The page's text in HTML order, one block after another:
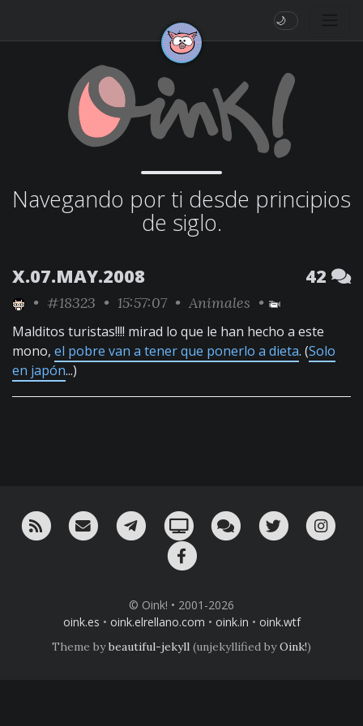
🌙
Navegando por ti desde principios
de siglo.
X.07.MAY.2008 42
• #18323 • 15:57:07 • Animales •
Malditos turistas!!!! mirad lo que le han hecho a este
mono, el pobre van a tener que ponerlo a dieta. (Solo
en japón...)
RSS ¡Mándame un email!¡Nuestro canal en Telegram!
Oink! TV Charla con nosotros
Twitter
© Oink! • 2001-2026
oink.es • oink.elrellano.com • oink.in • oink.wtf
Theme bybeautiful-jekyll (unjekyllified byOink!)